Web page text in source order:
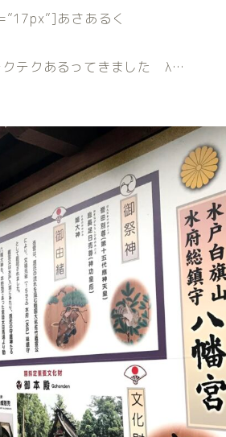
]あさあるく
テクあるってきました λ…